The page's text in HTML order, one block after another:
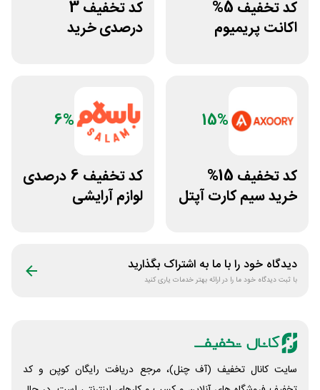
کد تخفیف 5%
اکانت پریمیوم
کد تخفیف 3
درصدی خرید
15%
کد تخفیف 15%
خرید سیم کارت آپتل
6%
کد تخفیف 6 درصدی
لوازم آرایشی
دیدگاه خود را با ما به اشتراک بگذارید
با ثبت دیدگاه خود ما را در ارائه بهتر خدمات یاری کنید
سایت کانال تخفیف (آف چنل)، مرجع دریافت رایگان کوپن و کد